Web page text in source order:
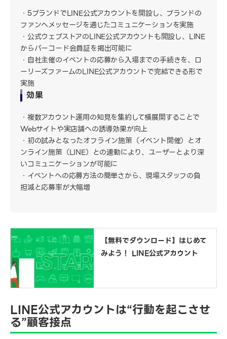
5ブランドでLINE公式アカウントを開設し、ブランドの
ファンへメッセージを通じたコミュニケーションを実施
公式ウェブストアのLINE公式アカウントも開設し、LINE
からバーコード会員証を掲出可能に
自社主催のイベントの応募から入場までの手続きを、ロ
ーリーズファームのLINE公式アカウントで完結できる形で
実施
効果
複数アカウント運用の知見を集約して横展開することで
Webサイトや実店舗への誘導効果が向上
初の試みとなったオフライン施策（イベント開催）とオ
ンライン施策（LINE）との連動により、ユーザーとより深
いコミュニケーションが可能に
イベントへの応募方法の簡単さから、現場スタッフの負
担減と応募率が大幅増
【無料でダウンロード】はじめて
みよう！ LINE公式アカウント
LINE公式アカウントは“行動を起こさせ
る”顧客接点